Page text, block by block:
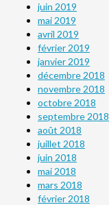
juin 2019
mai 2019
avril 2019
février 2019
janvier 2019
décembre 2018
novembre 2018
octobre 2018
septembre 2018
août 2018
juillet 2018
juin 2018
mai 2018
mars 2018
février 2018